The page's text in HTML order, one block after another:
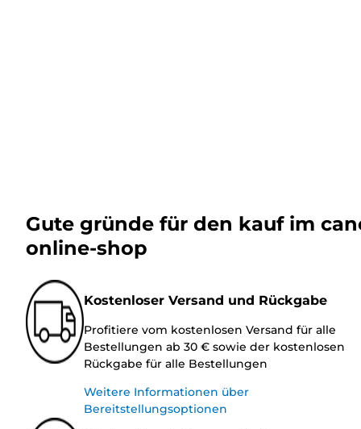
Gute gründe für den kauf im
online-shop
Kostenloser Versand und Rückgabe
Profitiere vom kostenlosen Versand für alle
Bestellungen ab 30 € sowie der kostenlosen
Rückgabe für alle Bestellungen
Weitere Informationen über
Bereitstellungsoptionen